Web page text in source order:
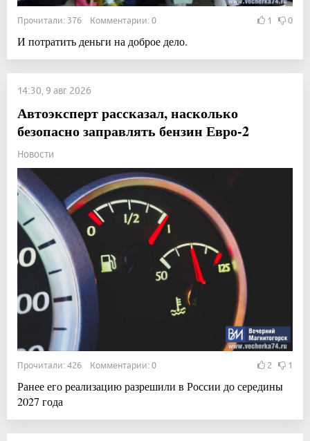
Прочитали: 376 Комментарии: 0 1 0
И потратить деньги на доброе дело.
14:30, 9 авг 2026
Автоэксперт рассказал, насколько
безопасно заправлять бензин Евро-2
Новости
Прочитали: 426 Комментарии: 0 2 1
Ранее его реализацию разрешили в России до середины
2027 года